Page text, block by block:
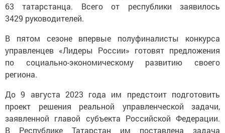
63 татарстанца. Всего от республики заявилось
3429 руководителей.
В пятом сезоне впервые полуфиналисты конкурса
управленцев «Лидеры России» готовят предложения
по социально-экономическому развитию своего
региона.
До 9 августа 2023 года им предстоит подготовить
проект решения реальной управленческой задачи,
заявленной главой субъекта Российской Федерации.
В Республике Татарстан им поставлена задача